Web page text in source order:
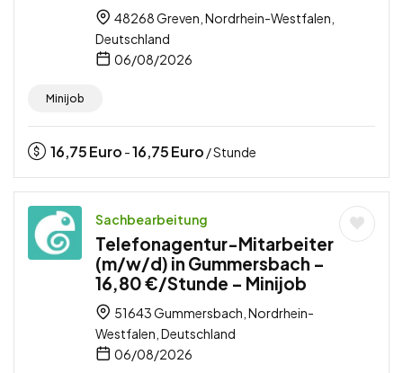
48268 Greven, Nordrhein-Westfalen,
Deutschland
06/08/2026
Minijob
16,75Euro -16,75Euro / Stunde
Sachbearbeitung
Telefonagentur-Mitarbeiter
(m/w/d) in Gummersbach –
16,80 €/Stunde – Minijob
51643 Gummersbach, Nordrhein-
Westfalen, Deutschland
06/08/2026